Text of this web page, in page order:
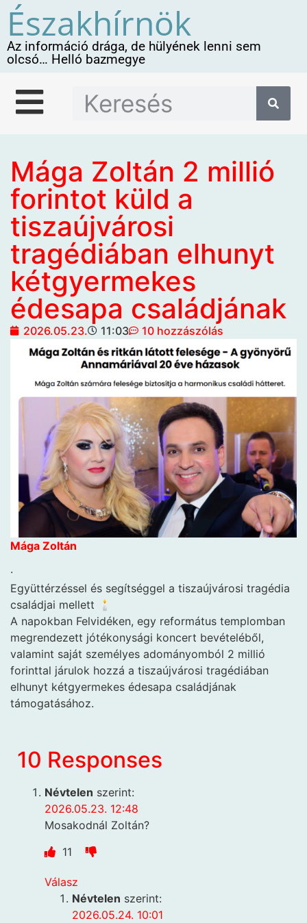
Északhírnök
Az információ drága, de hülyének lenni sem
olcsó… Helló bazmegye
Mága Zoltán 2 millió
forintot küld a
tiszaújvárosi
tragédiában elhunyt
kétgyermekes
édesapa családjának
2026.05.23. 11:03 10 hozzászólás
Mága Zoltán
·
Együttérzéssel és segítséggel a tiszaújvárosi tragédia
családjai mellett 🕯️
A napokban Felvidéken, egy református templomban
megrendezett jótékonysági koncert bevételéből,
valamint saját személyes adományomból 2 millió
forinttal járulok hozzá a tiszaújvárosi tragédiában
elhunyt kétgyermekes édesapa családjának
támogatásához.
10 Responses
Névtelen szerint:
2026.05.23. 12:48
Mosakodnál Zoltán?
11
Válasz
Névtelen szerint:
2026.05.24. 10:01